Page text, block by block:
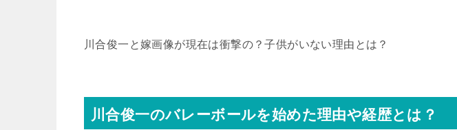
川合俊一と嫁画像が現在は衝撃の？子供がいない理由とは？
川合俊一のバレーボールを始めた理由や経歴とは？